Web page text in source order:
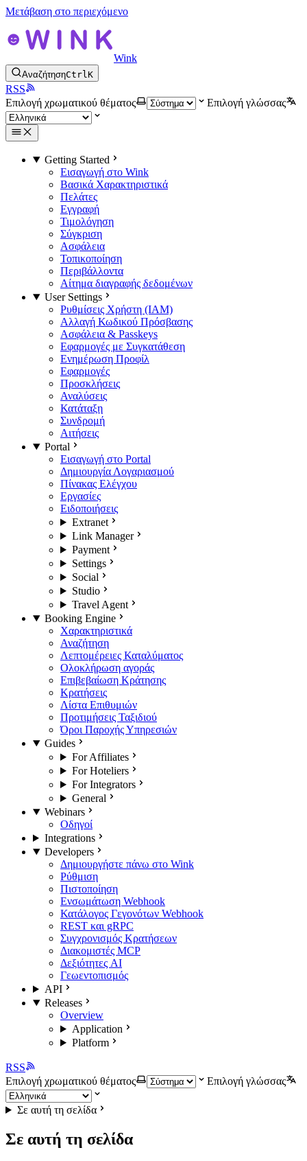
Μετάβαση στο περιεχόμενο
Wink
ΑναζήτησηCtrlK
RSS
Επιλογή χρωματικού θέματος
Επιλογή γλώσσας
Getting Started
Εισαγωγή στο Wink
Βασικά Χαρακτηριστικά
Πελάτες
Εγγραφή
Τιμολόγηση
Σύγκριση
Ασφάλεια
Τοπικοποίηση
Περιβάλλοντα
Αίτημα διαγραφής δεδομένων
User Settings
Ρυθμίσεις Χρήστη (IAM)
Αλλαγή Κωδικού Πρόσβασης
Ασφάλεια & Passkeys
Εφαρμογές με Συγκατάθεση
Ενημέρωση Προφίλ
Εφαρμογές
Προσκλήσεις
Αναλύσεις
Κατάταξη
Συνδρομή
Αιτήσεις
Portal
Εισαγωγή στο Portal
Δημιουργία Λογαριασμού
Πίνακας Ελέγχου
Εργασίες
Ειδοποιήσεις
Extranet
Link Manager
Payment
Settings
Social
Studio
Travel Agent
Booking Engine
Χαρακτηριστικά
Αναζήτηση
Λεπτομέρειες Καταλύματος
Ολοκλήρωση αγοράς
Επιβεβαίωση Κράτησης
Κρατήσεις
Λίστα Επιθυμιών
Προτιμήσεις Ταξιδιού
Όροι Παροχής Υπηρεσιών
Guides
For Affiliates
For Hoteliers
For Integrators
General
Webinars
Οδηγοί
Integrations
Developers
Δημιουργήστε πάνω στο Wink
Ρύθμιση
Πιστοποίηση
Ενσωμάτωση Webhook
Κατάλογος Γεγονότων Webhook
REST και gRPC
Συγχρονισμός Κρατήσεων
Διακομιστές MCP
Δεξιότητες AI
Γεωεντοπισμός
API
Releases
Overview
Application
Platform
RSS
Επιλογή χρωματικού θέματος
Επιλογή γλώσσας
Σε αυτή τη σελίδα
Σε αυτή τη σελίδα